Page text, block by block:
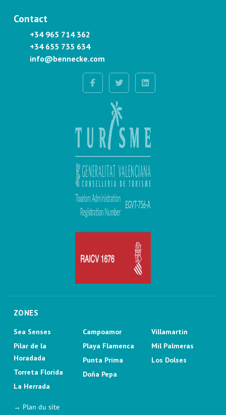
Contact
+34 965 714 362
+34 655 735 634
info@bennecke.com
ZONES
Sea Senses
Pilar de la
Horadada
Torreta Florida
La Herrada
Campoamor
Playa Flamenca
Punta Prima
Doña Pepa
Villamartin
Mil Palmeras
Los Dolses
→ Plan du site